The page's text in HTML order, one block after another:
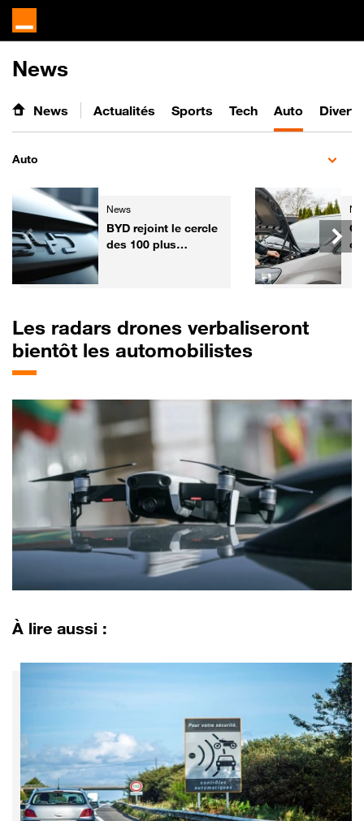
News
News Actualités Sports Tech Auto
Auto
News
BYD rejoint le cercle
des 100 plus
Les radars drones verbaliseront
bientôt les automobilistes
À lire aussi :